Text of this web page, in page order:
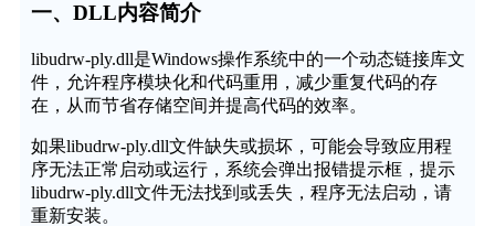
一、DLL内容简介
libudrw-ply.dll是Windows操作系统中的一个动态链接库文
件，允许程序模块化和代码重用，减少重复代码的存
在，从而节省存储空间并提高代码的效率。
如果libudrw-ply.dll文件缺失或损坏，可能会导致应用程
序无法正常启动或运行，系统会弹出报错提示框，提示
libudrw-ply.dll文件无法找到或丢失，程序无法启动，请
重新安装。